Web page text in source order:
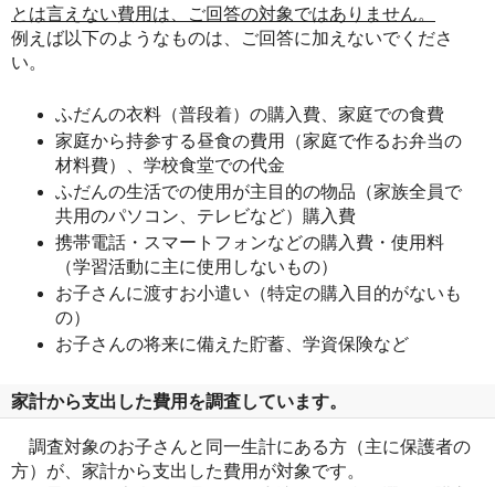
とは言えない費用は、ご回答の対象ではありません。
例えば以下のようなものは、ご回答に加えないでくださ
い。
ふだんの衣料（普段着）の購入費、家庭での食費
家庭から持参する昼食の費用（家庭で作るお弁当の
材料費）、学校食堂での代金
ふだんの生活での使用が主目的の物品（家族全員で
共用のパソコン、テレビなど）購入費
携帯電話・スマートフォンなどの購入費・使用料
（学習活動に主に使用しないもの）
お子さんに渡すお小遣い（特定の購入目的がないも
の）
お子さんの将来に備えた貯蓄、学資保険など
家計から支出した費用を調査しています。
調査対象のお子さんと同一生計にある方（主に保護者の
方）が、家計から支出した費用が対象です。